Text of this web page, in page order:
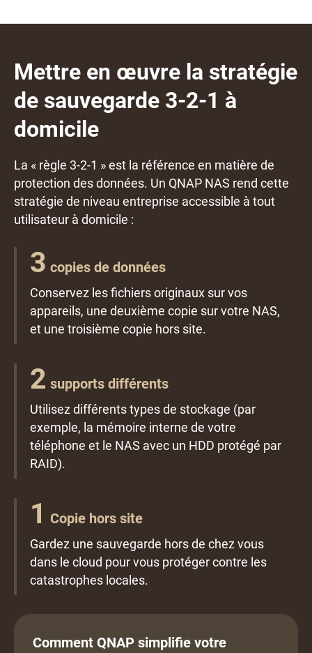
Mettre en œuvre la stratégie
de sauvegarde 3-2-1 à
domicile
La « règle 3-2-1 » est la référence en matière de
protection des données. Un QNAP NAS rend cette
stratégie de niveau entreprise accessible à tout
utilisateur à domicile :
3 copies de données
Conservez les fichiers originaux sur vos
appareils, une deuxième copie sur votre NAS,
et une troisième copie hors site.
2 supports différents
Utilisez différents types de stockage (par
exemple, la mémoire interne de votre
téléphone et le NAS avec un HDD protégé par
RAID).
1 Copie hors site
Gardez une sauvegarde hors de chez vous
dans le cloud pour vous protéger contre les
catastrophes locales.
Comment QNAP simplifie votre